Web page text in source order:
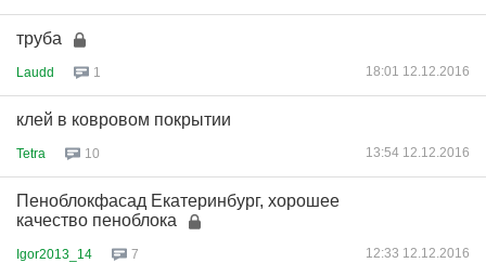
труба
Laudd 1 18:01 12.12.2016
клей в ковровом покрытии
Tetra 10 13:54 12.12.2016
Пеноблокфасад Екатеринбург, хорошее
качество пеноблока
Igor2013_14 7 12:33 12.12.2016